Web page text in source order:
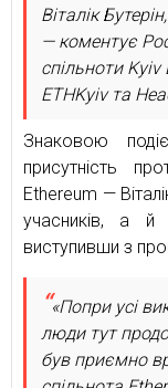
Віталік
— коментує
спільноти
ETHKyiv та
Знаковою
присутність
Ethereum —
учасників, а й
виступивши з
«Попри усі
люди тут
був приємно